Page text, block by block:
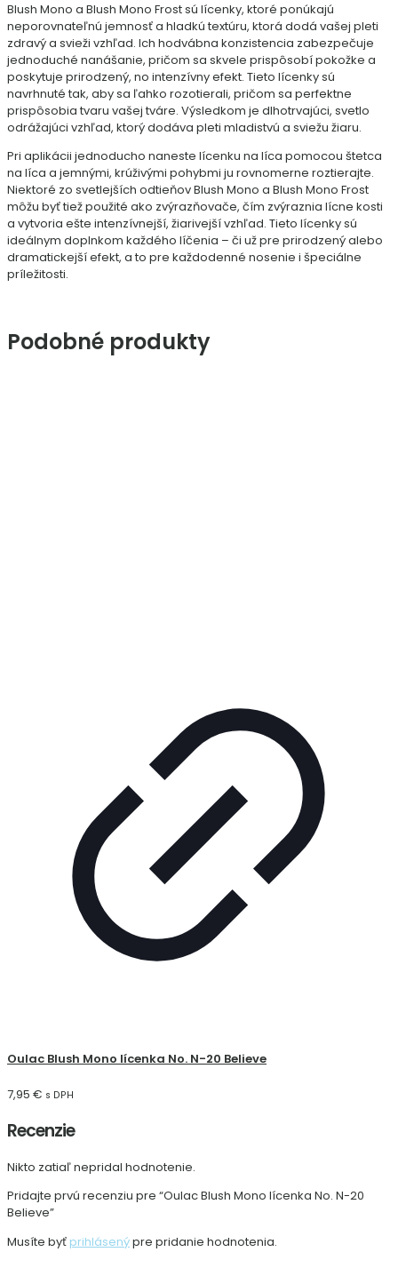
Blush Mono a Blush Mono Frost sú lícenky, ktoré ponúkajú
neporovnateľnú jemnosť a hladkú textúru, ktorá dodá vašej pleti
zdravý a svieži vzhľad. Ich hodvábna konzistencia zabezpečuje
jednoduché nanášanie, pričom sa skvele prispôsobí pokožke a
poskytuje prirodzený, no intenzívny efekt. Tieto lícenky sú
navrhnuté tak, aby sa ľahko rozotierali, pričom sa perfektne
prispôsobia tvaru vašej tváre. Výsledkom je dlhotrvajúci, svetlo
odrážajúci vzhľad, ktorý dodáva pleti mladistvú a sviežu žiaru.
Pri aplikácii jednoducho naneste lícenku na líca pomocou štetca
na líca a jemnými, krúživými pohybmi ju rovnomerne roztierajte.
Niektoré zo svetlejších odtieňov Blush Mono a Blush Mono Frost
môžu byť tiež použité ako zvýrazňovače, čím zvýraznia lícne kosti
a vytvoria ešte intenzívnejší, žiarivejší vzhľad. Tieto lícenky sú
ideálnym doplnkom každého líčenia – či už pre prirodzený alebo
dramatickejší efekt, a to pre každodenné nosenie i špeciálne
príležitosti.
Podobné produkty
Oulac Blush Mono lícenka No. N-20 Believe
7,95 € s DPH
Recenzie
Nikto zatiaľ nepridal hodnotenie.
Pridajte prvú recenziu pre “Oulac Blush Mono lícenka No. N-20
Believe”
Musíte byť prihlásenýpre pridanie hodnotenia.